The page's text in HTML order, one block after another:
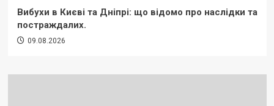
Вибухи в Києві та Дніпрі: що відомо про наслідки та
постраждалих.
09.08.2026